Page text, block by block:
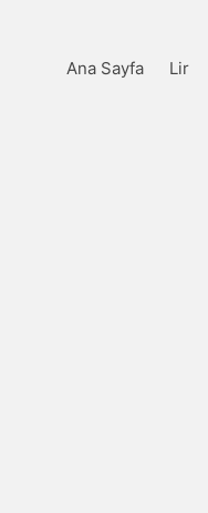
Ana Sayfa Lir